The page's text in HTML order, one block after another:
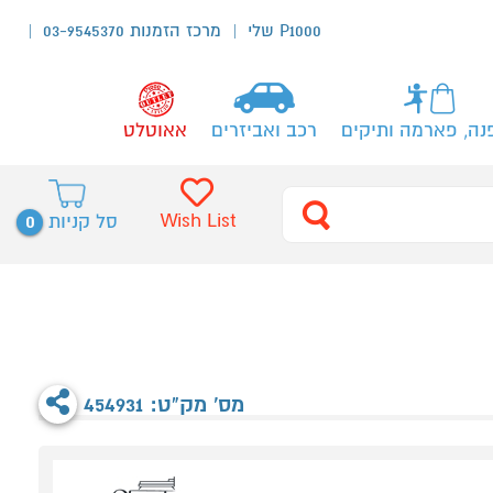
P1000 שלי מרכז הזמנות 03-9545370
פארמה ותיקים רכב ואביזרים אאוטלט
סל קניות 0 Wish List
מס' מק"ט: 454931